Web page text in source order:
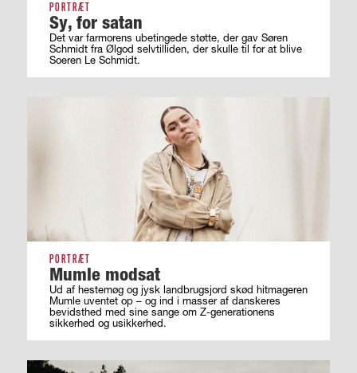
PORTRÆT
Sy, for satan
Det var farmorens ubetingede støtte, der gav Søren
Schmidt fra Ølgod selvtilliden, der skulle til for at blive
Soeren Le Schmidt.
PORTRÆT
Mumle modsat
Ud af hestemøg og jysk landbrugsjord skød hitmageren
Mumle uventet op – og ind i masser af ­danskeres
bevidsthed med sine sange om ­Z-generationens
sikkerhed og usikkerhed.